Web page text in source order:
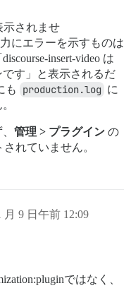
示されませ
にエラーを示すものは
insert-video は
す」と表示されるだ
も production.log に
管理 > プラグイン の
されていません。
月 9 日午前 12:09
ではなく、